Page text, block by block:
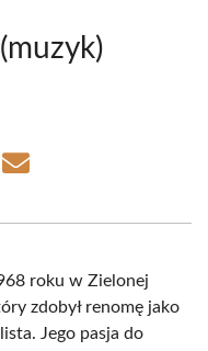
Share
roku w Zielonej
zdobył renomę jako
Jego pasja do